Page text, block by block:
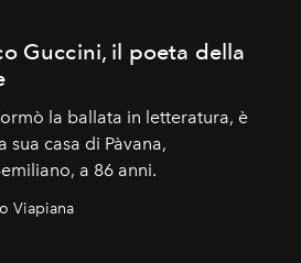
Guccini, il poeta della
la ballata in letteratura, è
casa di Pàvana,
a 86 anni.
Viapiana